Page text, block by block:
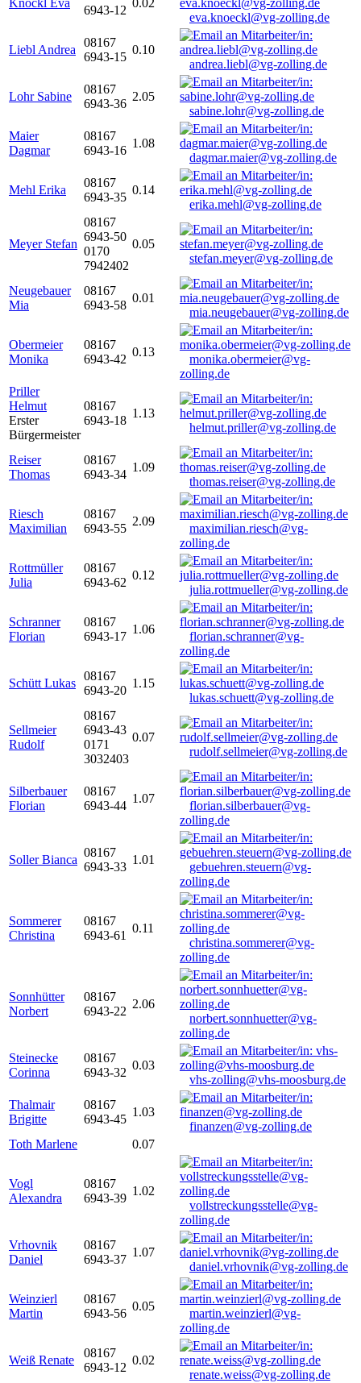
Knöckl Eva
6943-12
0.02
eva.knoeckl@vg-zolling.de
Liebl Andrea
08167
6943-15
0.10
andrea.liebl@vg-zolling.de
Lohr Sabine
08167
6943-36
2.05
sabine.lohr@vg-zolling.de
Maier
Dagmar
08167
6943-16
1.08
dagmar.maier@vg-zolling.de
Mehl Erika
08167
6943-35
0.14
erika.mehl@vg-zolling.de
Meyer Stefan
08167
6943-50
0170
7942402
0.05
stefan.meyer@vg-zolling.de
Neugebauer
Mia
08167
6943-58
0.01
mia.neugebauer@vg-zolling.de
Obermeier
Monika
08167
6943-42
0.13
monika.obermeier@vg-
zolling.de
Priller
Helmut
Erster
Bürgermeister
08167
6943-18
1.13
helmut.priller@vg-zolling.de
Reiser
Thomas
08167
6943-34
1.09
thomas.reiser@vg-zolling.de
Riesch
Maximilian
08167
6943-55
2.09
maximilian.riesch@vg-
zolling.de
Rottmüller
Julia
08167
6943-62
0.12
julia.rottmueller@vg-zolling.de
Schranner
Florian
08167
6943-17
1.06
florian.schranner@vg-
zolling.de
Schütt Lukas
08167
6943-20
1.15
lukas.schuett@vg-zolling.de
Sellmeier
Rudolf
08167
6943-43
0171
3032403
0.07
rudolf.sellmeier@vg-zolling.de
Silberbauer
Florian
08167
6943-44
1.07
florian.silberbauer@vg-
zolling.de
Soller Bianca
08167
6943-33
1.01
gebuehren.steuern@vg-
zolling.de
Sommerer
Christina
08167
6943-61
0.11
christina.sommerer@vg-
zolling.de
Sonnhütter
Norbert
08167
6943-22
2.06
norbert.sonnhuetter@vg-
zolling.de
Steinecke
Corinna
08167
6943-32
0.03
vhs-zolling@vhs-moosburg.de
Thalmair
Brigitte
08167
6943-45
1.03
finanzen@vg-zolling.de
Toth Marlene
0.07
Vogl
Alexandra
08167
6943-39
1.02
vollstreckungsstelle@vg-
zolling.de
Vrhovnik
Daniel
08167
6943-37
1.07
daniel.vrhovnik@vg-zolling.de
Weinzierl
Martin
08167
6943-56
0.05
martin.weinzierl@vg-
zolling.de
Weiß Renate
08167
6943-12
0.02
renate.weiss@vg-zolling.de